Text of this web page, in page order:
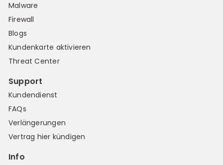
Malware
Firewall
Blogs
Kundenkarte aktivieren
Threat Center
Support
Kundendienst
FAQs
Verlängerungen
Vertrag hier kündigen
Info